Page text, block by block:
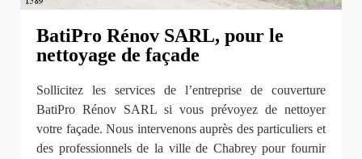
BatiPro Rénov SARL, pour le
nettoyage de façade
Sollicitez les services de l’entreprise de couverture
BatiPro Rénov SARL si vous prévoyez de nettoyer
votre façade. Nous intervenons auprès des particuliers et
des professionnels de la ville de Chabrey pour fournir